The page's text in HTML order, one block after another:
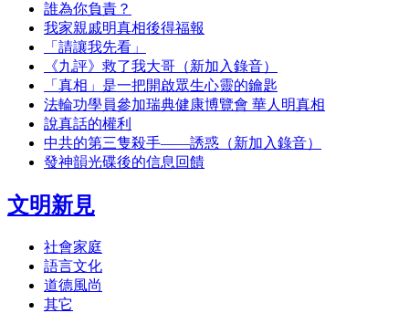
誰為你負責？
我家親戚明真相後得福報
「請讓我先看」
《九評》救了我大哥（新加入錄音）
「真相」是一把開啟眾生心靈的鑰匙
法輪功學員參加瑞典健康博覽會 華人明真相
說真話的權利
中共的第三隻殺手――誘惑（新加入錄音）
發神韻光碟後的信息回饋
文明新見
社會家庭
語言文化
道德風尚
其它